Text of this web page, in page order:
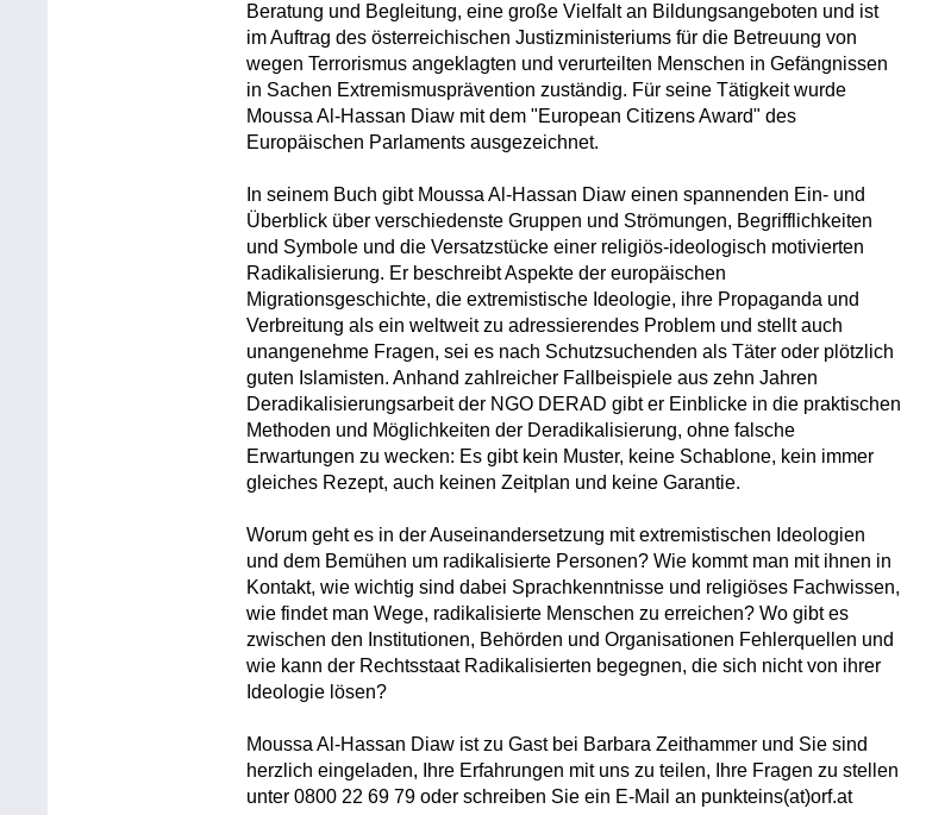
Beratung und Begleitung, eine große Vielfalt an Bildungsangeboten und ist
im Auftrag des österreichischen Justizministeriums für die Betreuung von
wegen Terrorismus angeklagten und verurteilten Menschen in Gefängnissen
in Sachen Extremismusprävention zuständig. Für seine Tätigkeit wurde
Moussa Al-Hassan Diaw mit dem "European Citizens Award" des
Europäischen Parlaments ausgezeichnet.
In seinem Buch gibt Moussa Al-Hassan Diaw einen spannenden Ein- und
Überblick über verschiedenste Gruppen und Strömungen, Begrifflichkeiten
und Symbole und die Versatzstücke einer religiös-ideologisch motivierten
Radikalisierung. Er beschreibt Aspekte der europäischen
Migrationsgeschichte, die extremistische Ideologie, ihre Propaganda und
Verbreitung als ein weltweit zu adressierendes Problem und stellt auch
unangenehme Fragen, sei es nach Schutzsuchenden als Täter oder plötzlich
guten Islamisten. Anhand zahlreicher Fallbeispiele aus zehn Jahren
Deradikalisierungsarbeit der NGO DERAD gibt er Einblicke in die praktischen
Methoden und Möglichkeiten der Deradikalisierung, ohne falsche
Erwartungen zu wecken: Es gibt kein Muster, keine Schablone, kein immer
gleiches Rezept, auch keinen Zeitplan und keine Garantie.
Worum geht es in der Auseinandersetzung mit extremistischen Ideologien
und dem Bemühen um radikalisierte Personen? Wie kommt man mit ihnen in
Kontakt, wie wichtig sind dabei Sprachkenntnisse und religiöses Fachwissen,
wie findet man Wege, radikalisierte Menschen zu erreichen? Wo gibt es
zwischen den Institutionen, Behörden und Organisationen Fehlerquellen und
wie kann der Rechtsstaat Radikalisierten begegnen, die sich nicht von ihrer
Ideologie lösen?
Moussa Al-Hassan Diaw ist zu Gast bei Barbara Zeithammer und Sie sind
herzlich eingeladen, Ihre Erfahrungen mit uns zu teilen, Ihre Fragen zu stellen
unter 0800 22 69 79 oder schreiben Sie ein E-Mail an punkteins(at)orf.at